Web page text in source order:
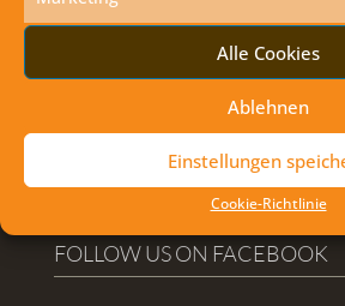
Alle Cookies
Ablehnen
Einstellungen
Cookie-Richtlinie
Exodus mit dem Kisi Club Marchegg
Anbetung und danach Klostergrill
Familien und Jugendmesse in der
Verabschiedung von Bruder
Erstkommunion Markthof
FOLLOW US ON FACEBOOK